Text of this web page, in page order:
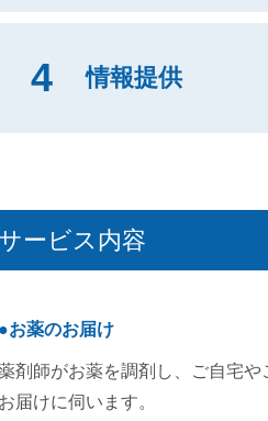
4 情報提供
サービス内容
●お薬のお届け
剤師がお薬を調剤し、ご自宅や
お届けに伺います。